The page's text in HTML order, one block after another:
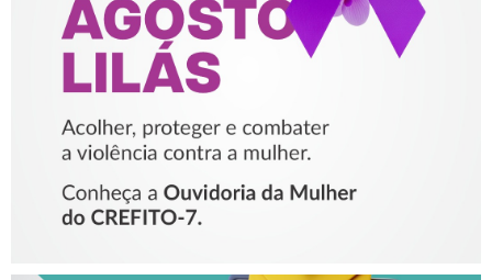
PROTEGER E COMBATER A
VIOLÊNCIA CONTRA A
MULHER